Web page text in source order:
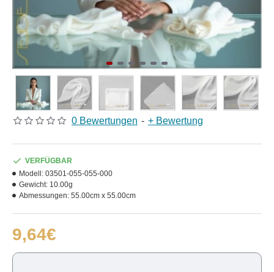
0 Bewertungen - + Bewertung
9,64€
VERFÜGBAR
Modell: 03501-055-055-000
Gewicht: 10.00g
Abmessungen: 55.00cm x 55.00cm